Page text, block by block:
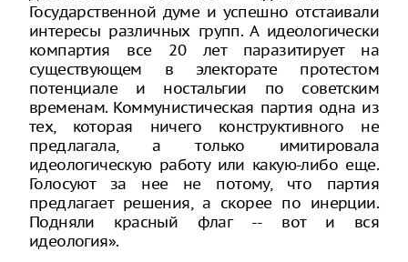
Государственной думе и успешно отстаивали
интересы различных групп. А идеологически
компартия все 20 лет паразитирует на
существующем в электорате протестом
потенциале и ностальгии по советским
временам. Коммунистическая партия одна из
тех, которая ничего конструктивного не
предлагала, а только имитировала
идеологическую работу или какую-либо еще.
Голосуют за нее не потому, что партия
предлагает решения, а скорее по инерции.
Подняли красный флаг -- вот и вся
идеология».